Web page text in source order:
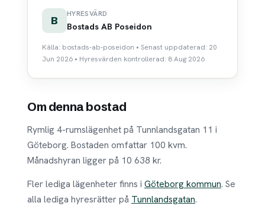
B
HYRESVÄRD
Bostads AB Poseidon
Källa: bostads-ab-poseidon • Senast uppdaterad: 20
Jun 2026 • Hyresvärden kontrollerad: 8 Aug 2026
Om denna bostad
Rymlig 4-rumslägenhet på Tunnlandsgatan 11 i
Göteborg. Bostaden omfattar 100 kvm.
Månadshyran ligger på 10 638 kr.
Fler lediga lägenheter finns i Göteborg kommun. Se
alla lediga hyresrätter på Tunnlandsgatan.